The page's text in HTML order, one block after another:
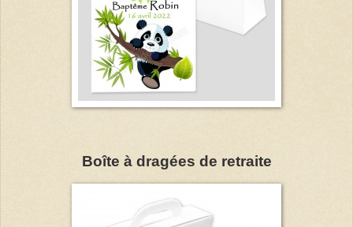
Boîte à dragées de retraite